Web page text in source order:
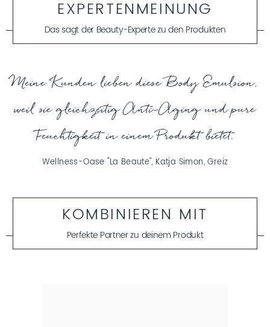
Aufklärung der atomaren Zusammensetzung gelang
jedoch erst dem deutschen Chemiker Friedrich Wöhler. So
widerlegte er die damals verbreitete Meinung, dass
organische Stoffe grundsätzlich nur von Lebewesen
hergestellt werden können. Heute ist Urea ein sehr
MEHR ERFAHREN
EXPERTENMEINUNG
Das sagt der Beauty-Experte zu den Produkten
Meine Kunden lieben diese Body Emulsion,
weil sie gleichzeitig Anti-Aging und pure
Feuchtigkeit in einem Produkt bietet.
Wellness-Oase "La Beaute", Katja Simon, Greiz
KOMBINIEREN MIT
Perfekte Partner zu deinem Produkt